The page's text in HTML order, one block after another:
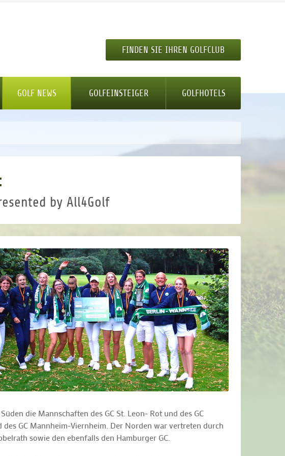
FINDEN SIE IHREN GOLFCLUB
GOLF NEWS GOLFEINSTEIGER GOLFHOTELS
by All4Golf
die Mannschaften des GC St. Leon- Rot und des GC
GC Mannheim-Viernheim. Der Norden war vertreten durch
sowie den ebenfalls den Hamburger GC.